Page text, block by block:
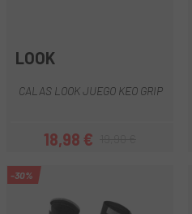
LOOK
CALAS LOOK JUEGO KEO GRIP
Precio
18,98 €Precio regular
-30%